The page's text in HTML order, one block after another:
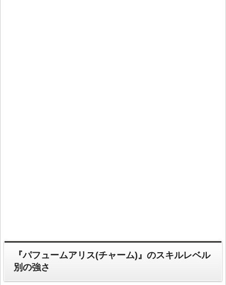
『パフュームアリス(チャーム)』のスキルレベル
別の強さ